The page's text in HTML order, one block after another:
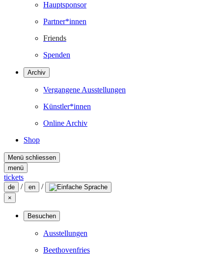
Hauptsponsor
Partner*innen
Friends
Spenden
Archiv
Vergangene Ausstellungen
Künstler*innen
Online Archiv
Shop
Menü schliessen
menü
tickets
de / en /
×
Besuchen
Ausstellungen
Beethovenfries